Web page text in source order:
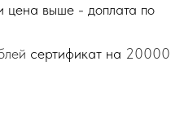
цена выше - доплата по
сертификат на 20000